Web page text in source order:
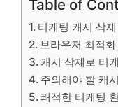
Table of
티케팅 캐시 삭
브라우저 최적
캐시 삭제로 티
주의해야 할 캐
쾌적한 티케팅